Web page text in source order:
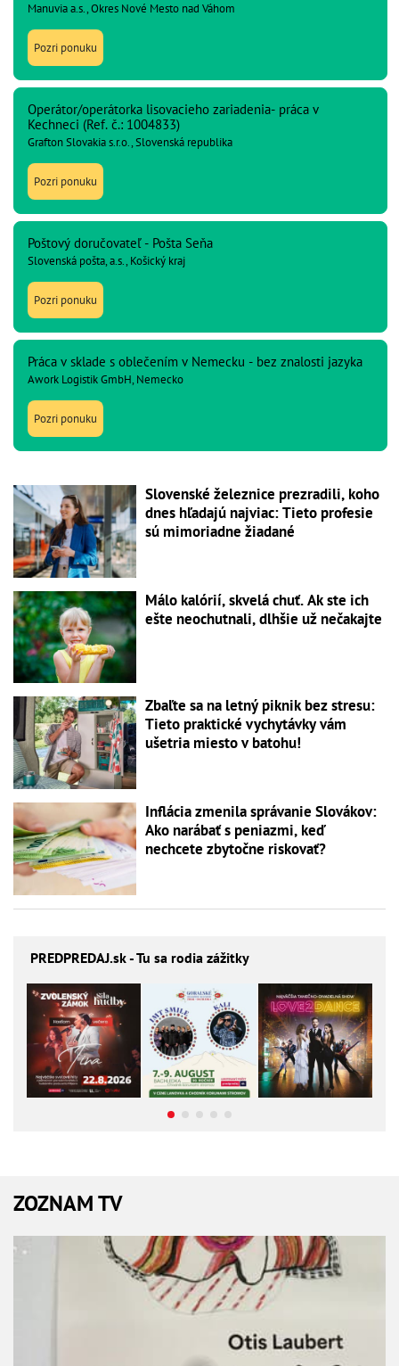
Manuvia a.s., Okres Nové Mesto nad Váhom
Pozri ponuku
Operátor/operátorka lisovacieho zariadenia- práca v
Kechneci (Ref. č.: 1004833)
Grafton Slovakia s.r.o., Slovenská republika
Pozri ponuku
Poštový doručovateľ - Pošta Seňa
Slovenská pošta, a.s., Košický kraj
Pozri ponuku
Práca v sklade s oblečením v Nemecku - bez znalosti jazyka
Awork Logistik GmbH, Nemecko
Pozri ponuku
Slovenské železnice prezradili, koho
dnes hľadajú najviac: Tieto profesie
sú mimoriadne žiadané
Málo kalórií, skvelá chuť. Ak ste ich
ešte neochutnali, dlhšie už nečakajte
Zbaľte sa na letný piknik bez stresu:
Tieto praktické vychytávky vám
ušetria miesto v batohu!
Inflácia zmenila správanie Slovákov:
Ako narábať s peniazmi, keď
nechcete zbytočne riskovať?
PREDPREDAJ.sk - Tu sa rodia zážitky
ZOZNAM TV